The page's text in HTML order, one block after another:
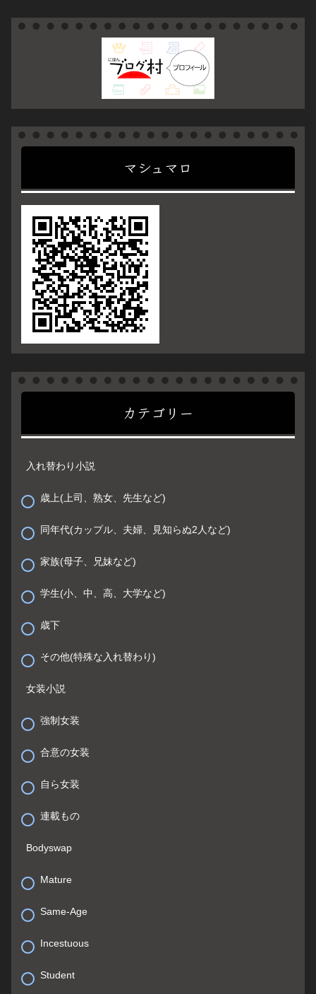
マシュマロ
カテゴリー
入れ替わり小説
歳上(上司、熟女、先生など)
同年代(カップル、夫婦、見知らぬ2人など)
家族(母子、兄妹など)
学生(小、中、高、大学など)
歳下
その他(特殊な入れ替わり)
女装小説
強制女装
合意の女装
自ら女装
連載もの
Bodyswap
Mature
Same-Age
Incestuous
Student